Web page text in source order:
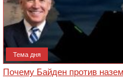
Тема дня
Почему Байден против